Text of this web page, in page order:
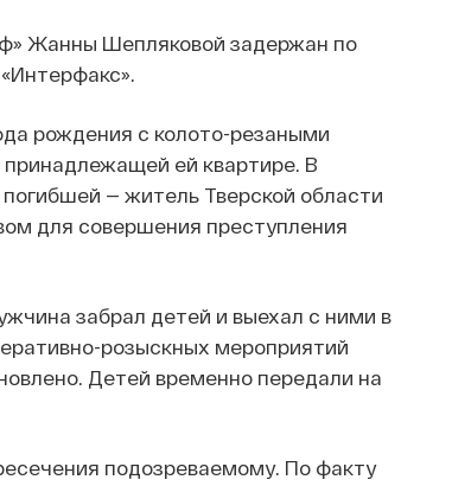
Жанны Шепляковой задержан по
«Интерфакс».
рождения с колото-резаными
ей квартире. В
— житель Тверской области
для совершения преступления
забрал детей и выехал с ними в
розыскных мероприятий
Детей временно передали на
подозреваемому. По факту